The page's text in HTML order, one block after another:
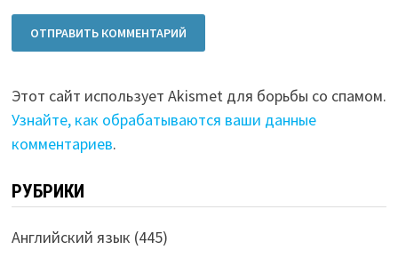
Этот сайт использует Akismet для борьбы со спамом.
Узнайте, как обрабатываются ваши данные
комментариев.
РУБРИКИ
Английский язык (445)